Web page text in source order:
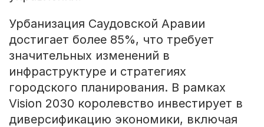
Урбанизация Саудовской Аравии
достигает более 85%, что требует
значительных изменений в
инфраструктуре и стратегиях
городского планирования. В рамках
Vision 2030 королевство инвестирует в
диверсификацию экономики, включая